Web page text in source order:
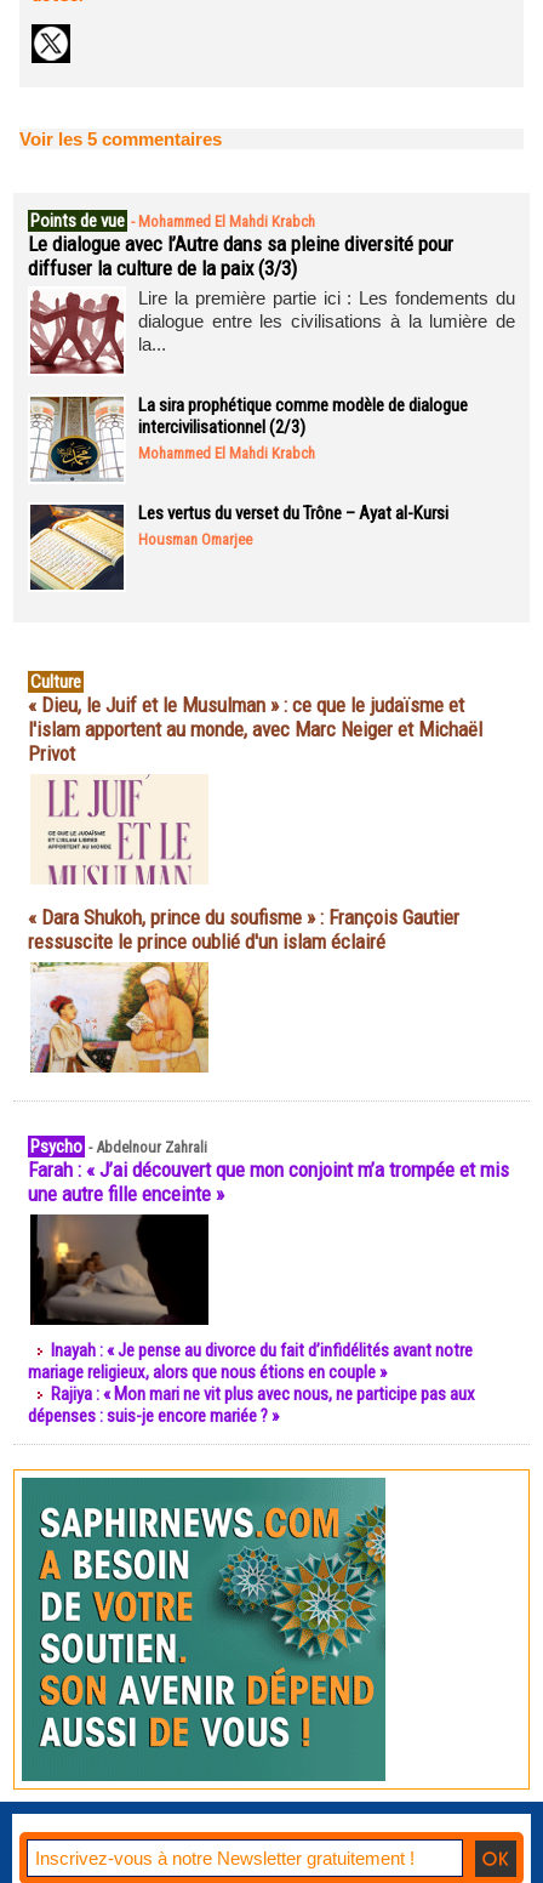
Voir les 5 commentaires
Points de vue - Mohammed El Mahdi Krabch
Le dialogue avec l’Autre dans sa pleine diversité pour
diffuser la culture de la paix (3/3)
Lire la première partie ici : Les fondements du
dialogue entre les civilisations à la lumière de
la...
La sira prophétique comme modèle de dialogue
intercivilisationnel (2/3)
Mohammed El Mahdi Krabch
Les vertus du verset du Trône – Ayat al-Kursi
Housman Omarjee
Culture
« Dieu, le Juif et le Musulman » : ce que le judaïsme et
l'islam apportent au monde, avec Marc Neiger et Michaël
Privot
« Dara Shukoh, prince du soufisme » : François Gautier
ressuscite le prince oublié d'un islam éclairé
Psycho -Abdelnour Zahrali
Farah : « J’ai découvert que mon conjoint m’a trompée et mis
une autre fille enceinte »
Inayah : « Je pense au divorce du fait d’infidélités avant notre
mariage religieux, alors que nous étions en couple »
Rajiya : « Mon mari ne vit plus avec nous, ne participe pas aux
dépenses : suis-je encore mariée ? »